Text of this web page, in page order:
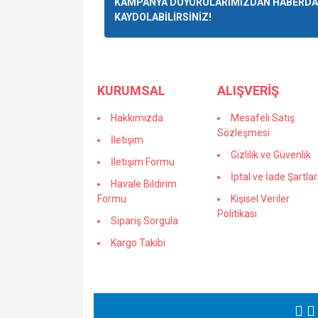
Görüş ve önerileriniz için teşekkür ederiz.
Ürün bilgilerinde hatalar bulunuyor.
Bu ürüne benzer farklı alternatifler olmalı.
KAMPANYA DUYURULARIMIZDAN
KAYDOLABİLİRSİNİZ!
KURUMSAL
Hakkımızda
İletişim
İletişim Formu
Havale Bildirim
Formu
Sipariş Sorgula
Kargo Takibi
ALIŞVERİŞ
Mesafeli Satış
Sözleşmesi
Gizlilik ve Güvenlik
İptal ve İade Şartları
Kişisel Veriler
Politikası